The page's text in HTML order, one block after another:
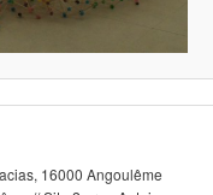
16000 Angoulême